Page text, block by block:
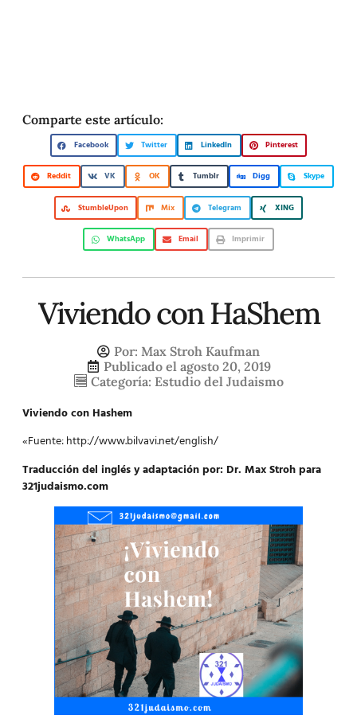
Comparte este artículo:
Facebook Twitter LinkedIn Pinterest
Reddit VK OK Tumblr Digg Skype
StumbleUpon Mix Telegram XING
WhatsApp Email Imprimir
Viviendo con HaShem
Por: Max Stroh Kaufman
Publicado el agosto 20, 2019
Categoría: Estudio del Judaismo
Viviendo con Hashem
«Fuente: http://www.bilvavi.net/english/
Traducción del inglés y adaptación por: Dr. Max Stroh para
321judaismo.com